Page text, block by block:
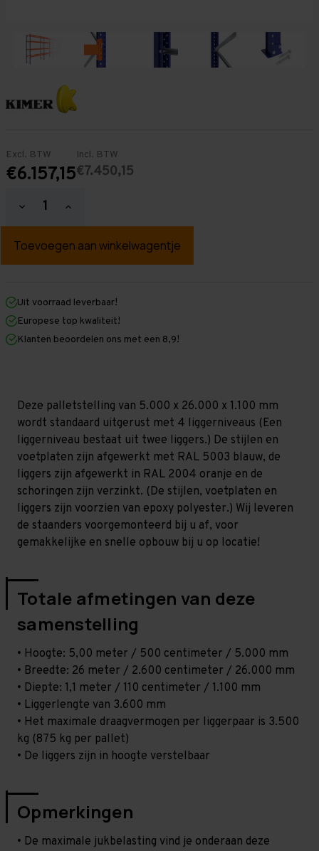
Excl. BTW
€6.157,15
Incl. BTW
€7.450,15
Hoeveelheid
verlagen
Palletstelling
mm
mm
x
1.100
mm
Zwaar
-
T100
Hoeveelheid
verhogen
Palletstelling
mm
mm
1.100
mm
Zwaar
-
T100
Uit voorraad leverbaar!
Europese top kwaliteit!
Klanten beoordelen ons met een 8,9!
Deze palletstelling van 5.000 x 26.000 x 1.100 mm
wordt standaard uitgerust met 4 liggerniveaus (Een
liggerniveau bestaat uit twee liggers.) De stijlen en
voetplaten zijn afgewerkt met RAL 5003 blauw, de
liggers zijn afgewerkt in RAL 2004 oranje en de
schoringen zijn verzinkt. (De stijlen, voetplaten en
liggers zijn voorzien van epoxy polyester.) Wij leveren
de staanders voorgemonteerd bij u af, voor
gemakkelijke en snelle opbouw bij u op locatie!
Totale afmetingen van deze
samenstelling
• Hoogte: 5,00 meter / 500 centimeter / 5.000 mm
• Breedte: 26 meter / 2.600 centimeter / 26.000 mm
• Diepte: 1,1 meter / 110 centimeter / 1.100 mm
• Liggerlengte van 3.600 mm
• Het maximale draagvermogen per liggerpaar is 3.500
kg (875 kg per pallet)
• De liggers zijn in hoogte verstelbaar
Opmerkingen
• De maximale jukbelasting vind je onderaan deze